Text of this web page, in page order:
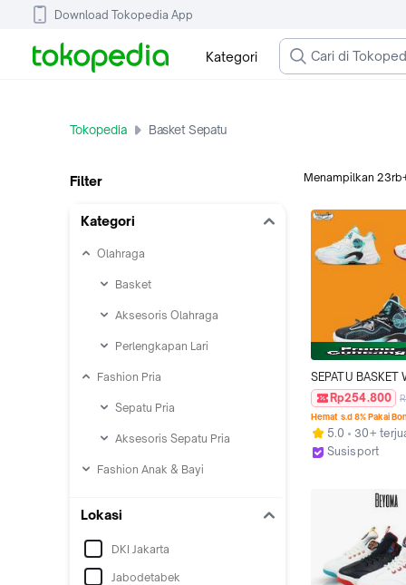
Download Tokopedia App
Kategori
Tokopedia Basket Sepatu
Filter
Kategori
Olahraga
Basket
Aksesoris Olahraga
Perlengkapan Lari
Fashion Pria
Sepatu Pria
Aksesoris Sepatu Pria
Fashion Anak & Bayi
Lokasi
DKI Jakarta
Jabodetabek
Menampilkan
SEPATU BASKET
NEON GRADASI
Outdoor JH 1
Rp254.800
Hemat s.d 8% Pakai
5.0
30+
Susisport